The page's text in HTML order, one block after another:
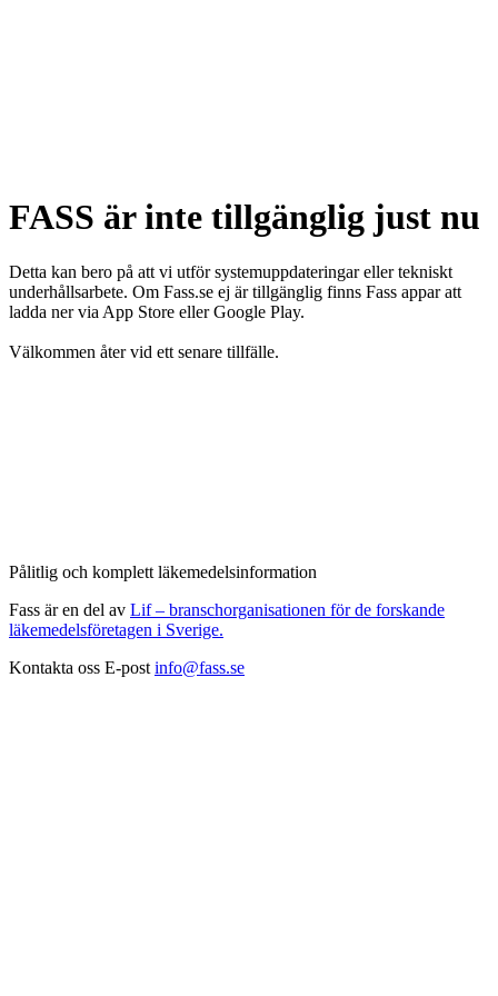
FASS är inte tillgänglig just nu
Detta kan bero på att vi utför systemuppdateringar eller tekniskt
underhållsarbete. Om Fass.se ej är tillgänglig finns Fass appar att
ladda ner via App Store eller Google Play.
Välkommen åter vid ett senare tillfälle.
Pålitlig och komplett läkemedelsinformation
Fass är en del av Lif – branschorganisationen för de forskande
läkemedelsföretagen i Sverige.
Kontakta oss E-post info@fass.se